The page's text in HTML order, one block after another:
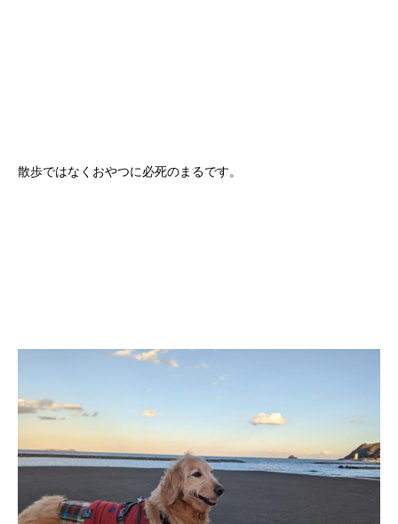
散歩ではなくおやつに必死のまるです。